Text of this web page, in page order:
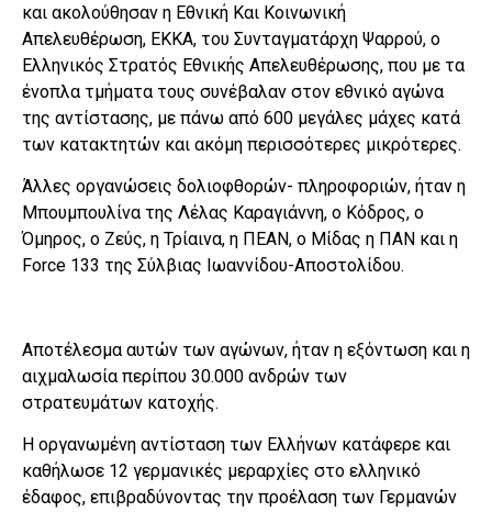
και ακολούθησαν η Εθνική Και Κοινωνική
Απελευθέρωση, ΕΚΚΑ, του Συνταγματάρχη Ψαρρού, ο
Ελληνικός Στρατός Εθνικής Απελευθέρωσης, που με τα
ένοπλα τμήματα τους συνέβαλαν στον εθνικό αγώνα
της αντίστασης, με πάνω από 600 μεγάλες μάχες κατά
των κατακτητών και ακόμη περισσότερες μικρότερες.
Άλλες οργανώσεις δολιοφθορών- πληροφοριών, ήταν η
Μπουμπουλίνα της Λέλας Καραγιάννη, ο Κόδρος, ο
Όμηρος, ο Ζεύς, η Τρίαινα, η ΠΕΑΝ, ο Μίδας η ΠΑΝ και η
Force 133 της Σύλβιας Ιωαννίδου-Αποστολίδου.
Αποτέλεσμα αυτών των αγώνων, ήταν η εξόντωση και η
αιχμαλωσία περίπου 30.000 ανδρών των
στρατευμάτων κατοχής.
Η οργανωμένη αντίσταση των Ελλήνων κατάφερε και
καθήλωσε 12 γερμανικές μεραρχίες στο ελληνικό
έδαφος, επιβραδύνοντας την προέλαση των Γερμανών